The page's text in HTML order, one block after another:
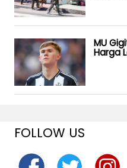
MU
Harga
FOLLOW US